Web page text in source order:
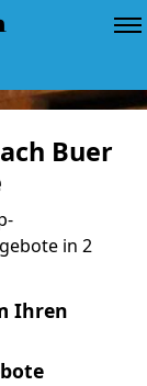
Buer
in 2
Ihren